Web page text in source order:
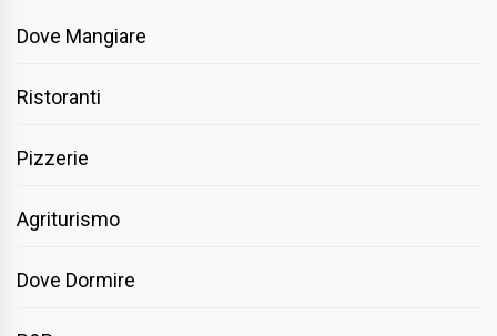
Dove Mangiare
Ristoranti
Pizzerie
Agriturismo
Dove Dormire